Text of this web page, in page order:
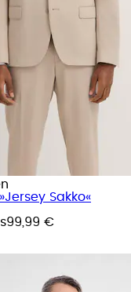
Sakko«
99,99 €